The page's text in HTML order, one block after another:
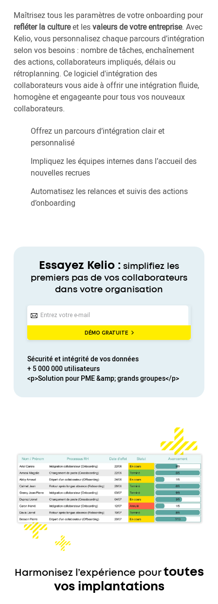
Maîtrisez tous les paramètres de votre onboarding pour
refléter la cultureet lesvaleurs de votre entreprise. Avec
Kelio, vous personnalisez chaque parcours d’intégration
selon vos besoins : nombre de tâches, enchaînement
des actions, collaborateurs impliqués, délais ou
rétroplanning. Ce logiciel d'intégration des
collaborateurs vous aide à offrir une intégration fluide,
homogène et engageante pour tous vos nouveaux
collaborateurs.
Offrez un parcours d’intégration clair et
personnalisé
Impliquez les équipes internes dans l’accueil des
nouvelles recrues
Automatisez les relances et suivis des actions
d’onboarding
Essayez Kelio : simplifiez les
premiers pas de vos collaborateurs
dans votre organisation
DÉMO GRATUITE
Sécurité et intégrité de vos données
+ 5 000 000 utilisateurs
<p>Solution pour PME &amp; grands groupes</p>
Harmonisez l’expérience pour toutes
vos implantations